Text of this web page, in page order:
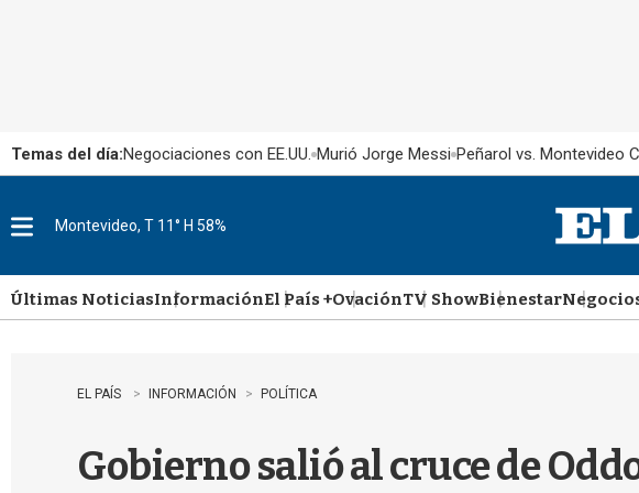
Temas del día:Negociaciones con EE.UU. Murió Jorge Messi Peñarol vs. Montevideo
u
Montevideo, T 11° H 58%
Últimas NoticiasInformaciónEl País +OvaciónTV ShowBienestar
EL PAÍS INFORMACIÓN POLÍTICA
Gobierno salió al cruce de